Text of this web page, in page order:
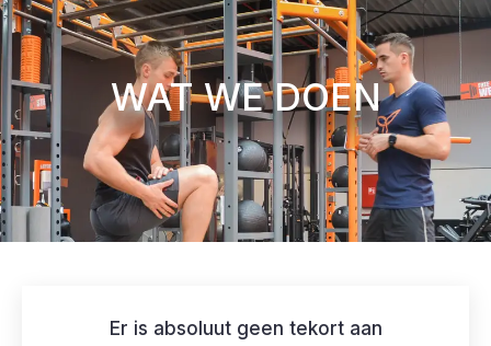
WAT WE DOEN
Er is absoluut geen tekort aan